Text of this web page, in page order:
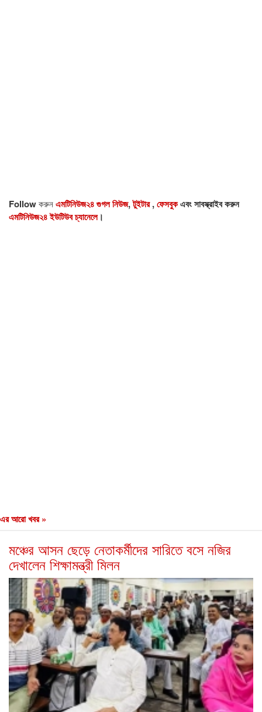
Followকরুনএমটিনিউজ২৪ গুগল নিউজ,টুইটার,ফেসবুকএবং সাবস্ক্রাইব করুন
এমটিনিউজ২৪ ইউটিউব চ্যানেলে।
এর আরো খবর »
মঞ্চের আসন ছেড়ে নেতাকর্মীদের সারিতে বসে নজির
দেখালেন শিক্ষামন্ত্রী মিলন